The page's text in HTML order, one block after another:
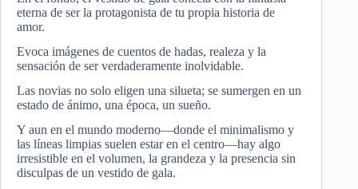
eterna de ser la protagonista de tu propia historia de
amor.
Evoca imágenes de cuentos de hadas, realeza y la
sensación de ser verdaderamente inolvidable.
Las novias no solo eligen una silueta; se sumergen en un
estado de ánimo, una época, un sueño.
Y aun en el mundo moderno—donde el minimalismo y
las líneas limpias suelen estar en el centro—hay algo
irresistible en el volumen, la grandeza y la presencia sin
disculpas de un vestido de gala.